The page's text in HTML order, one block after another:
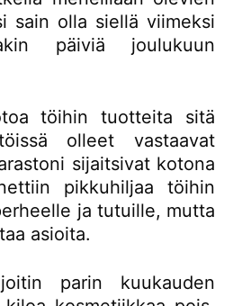
sain olla siellä viimeksi
päiviä joulukuun
töihin tuotteita sitä
olleet vastaavat
sijaitsivat kotona
pikkuhiljaa töihin
ja tutuille, mutta
asioita.
parin kuukauden